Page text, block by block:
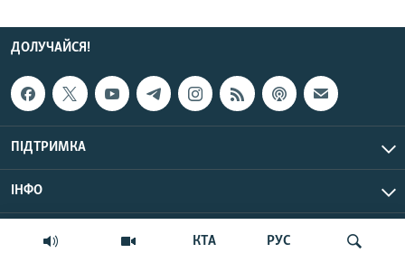
КТА РУС
ДОЛУЧАЙСЯ!
ПІДТРИМКА
ІНФО
© Крим.Реалії, 2026 | Усі права застережено.